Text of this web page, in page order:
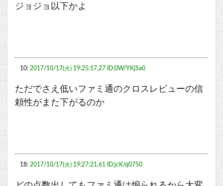
ジョジョ以下かよ
10: 2017/10/17(火) 19:25:17.27 ID:0W/YKjSa0
ただでさえ低いファミ通のクロスレビューの信
頼性がまた下がるのか
18: 2017/10/17(火) 19:27:21.61 ID:jcK/q0750